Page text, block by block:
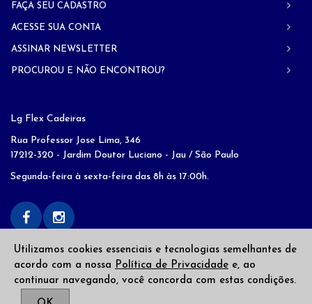
FAÇA SEU CADASTRO
ACESSE SUA CONTA
ASSINAR NEWSLETTER
PROCUROU E NÃO ENCONTROU?
Lg Flex Cadeiras
Rua Professor Jose Lima, 346
17212-320 - Jardim Doutor Luciano - Jau / São Paulo
Segunda-feira à sexta-feira das 8h às 17:00h.
Utilizamos cookies essenciais e tecnologias semelhantes de
acordo com a nossa Política de Privacidade e, ao
continuar navegando, você concorda com estas condições.